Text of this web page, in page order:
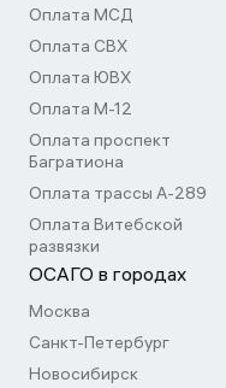
Оплата МСД
Оплата СВХ
Оплата ЮВХ
Оплата М-12
Оплата проспект
Багратиона
Оплата трассы А-289
Оплата Витебской
развязки
ОСАГО в городах
Москва
Санкт-Петербург
Новосибирск